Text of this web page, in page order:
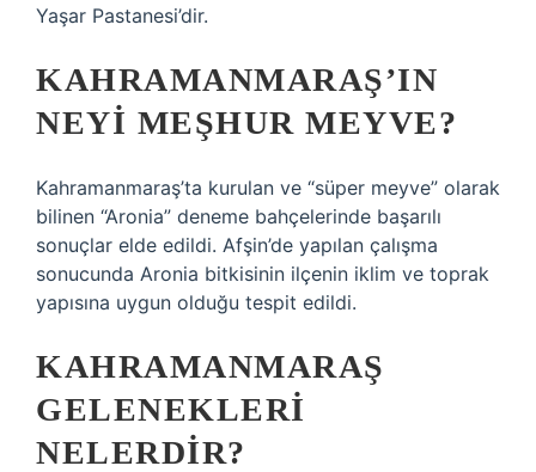
Yaşar Pastanesi’dir.
KAHRAMANMARAŞ’IN
NEYI MEŞHUR MEYVE?
Kahramanmaraş’ta kurulan ve “süper meyve” olarak
bilinen “Aronia” deneme bahçelerinde başarılı
sonuçlar elde edildi. Afşin’de yapılan çalışma
sonucunda Aronia bitkisinin ilçenin iklim ve toprak
yapısına uygun olduğu tespit edildi.
KAHRAMANMARAŞ
GELENEKLERI
NELERDIR?